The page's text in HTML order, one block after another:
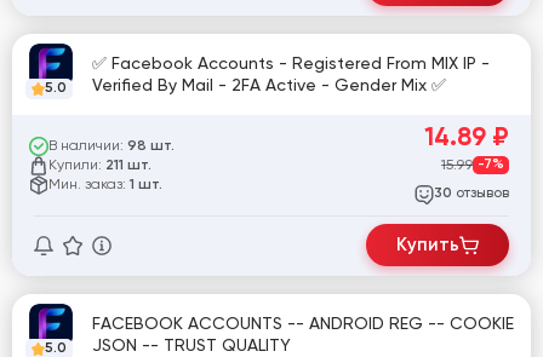
5.0
✅ Facebook Accounts - Registered From MIX IP -
Verified By Mail - 2FA Active - Gender Mix ✅
В наличии: 98 шт.
Купили: 211 шт.
Мин. заказ: 1 шт.
14.89 ₽
15.99 -7%
30 отзывов
Купить
5.0
FACEBOOK ACCOUNTS -- ANDROID REG -- COOKIE
JSON -- TRUST QUALITY